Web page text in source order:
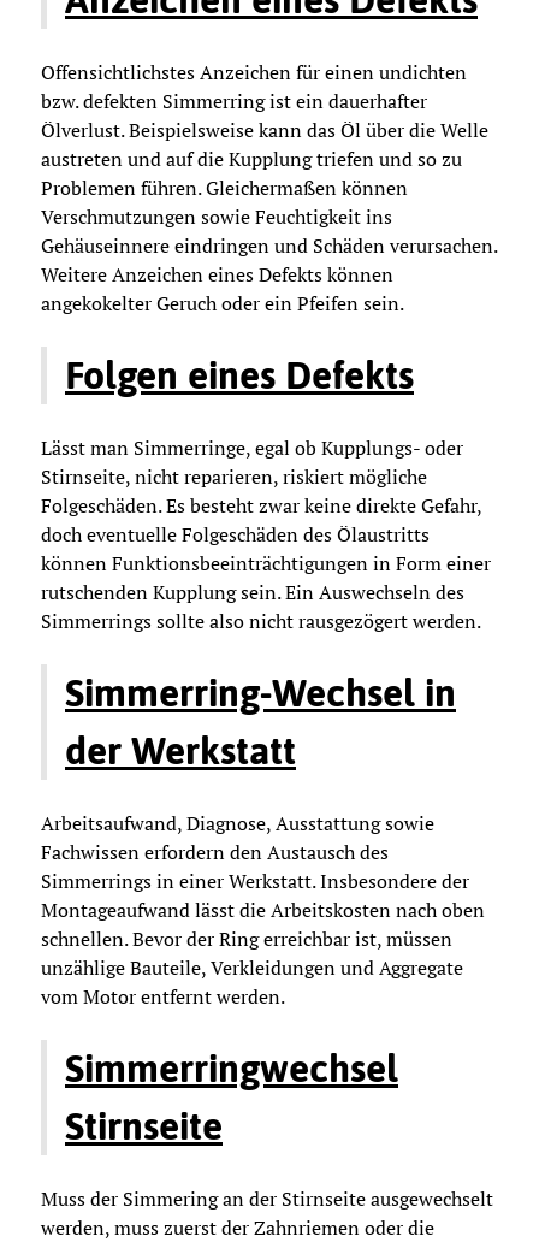
Offensichtlichstes Anzeichen für einen undichten
bzw. defekten Simmerring ist ein dauerhafter
Ölverlust. Beispielsweise kann das Öl über die Welle
austreten und auf die Kupplung triefen und so zu
Problemen führen. Gleichermaßen können
Verschmutzungen sowie Feuchtigkeit ins
Gehäuseinnere eindringen und Schäden verursachen.
Weitere Anzeichen eines Defekts können
angekokelter Geruch oder ein Pfeifen sein.
Folgen eines Defekts
Lässt man Simmerringe, egal ob Kupplungs- oder
Stirnseite, nicht reparieren, riskiert mögliche
Folgeschäden. Es besteht zwar keine direkte Gefahr,
doch eventuelle Folgeschäden des Ölaustritts
können Funktionsbeeinträchtigungen in Form einer
rutschenden Kupplung sein. Ein Auswechseln des
Simmerrings sollte also nicht rausgezögert werden.
Simmerring-Wechsel in
der Werkstatt
Arbeitsaufwand, Diagnose, Ausstattung sowie
Fachwissen erfordern den Austausch des
Simmerrings in einer Werkstatt. Insbesondere der
Montageaufwand lässt die Arbeitskosten nach oben
schnellen. Bevor der Ring erreichbar ist, müssen
unzählige Bauteile, Verkleidungen und Aggregate
vom Motor entfernt werden.
Simmerringwechsel
Stirnseite
Muss der Simmering an der Stirnseite ausgewechselt
werden, muss zuerst der Zahnriemen oder die